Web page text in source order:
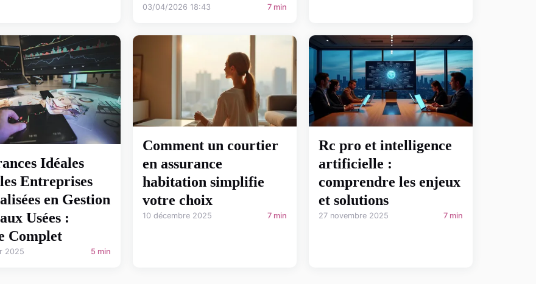
03/04/2026 18:43 7 min
Idéales
Entreprises
en Gestion
Usées :
Complet
2025 5 min
Comment un courtier
en assurance
habitation simplifie
votre choix
10 décembre 2025 7 min
Rc pro et intelligence
artificielle :
comprendre les enjeux
et solutions
27 novembre 2025 7 min